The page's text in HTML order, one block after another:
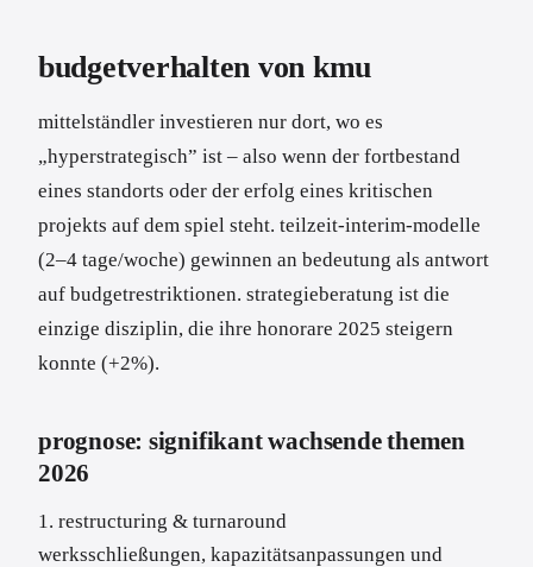
budgetverhalten von kmu
mittelständler investieren nur dort, wo es
„hyperstrategisch” ist – also wenn der fortbestand
eines standorts oder der erfolg eines kritischen
projekts auf dem spiel steht. teilzeit-interim-modelle
(2–4 tage/woche) gewinnen an bedeutung als antwort
auf budgetrestriktionen. strategieberatung ist die
einzige disziplin, die ihre honorare 2025 steigern
konnte (+2%).
prognose: signifikant wachsende themen
2026
1. restructuring & turnaround
werksschließungen, kapazitätsanpassungen und